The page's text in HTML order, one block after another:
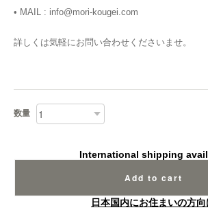
• MAIL : info@mori-kougei.com
詳しくは気軽にお問い合わせくださいませ。
数量
International shipping
Add to cart
日本国内にお住まいの方向